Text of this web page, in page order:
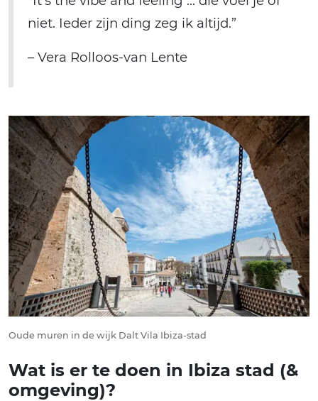
niet. Ieder zijn ding zeg ik altijd.”
– Vera Rolloos-van Lente
Oude muren in de wijk Dalt Vila Ibiza-stad
Wat is er te doen in Ibiza stad (&
omgeving)?